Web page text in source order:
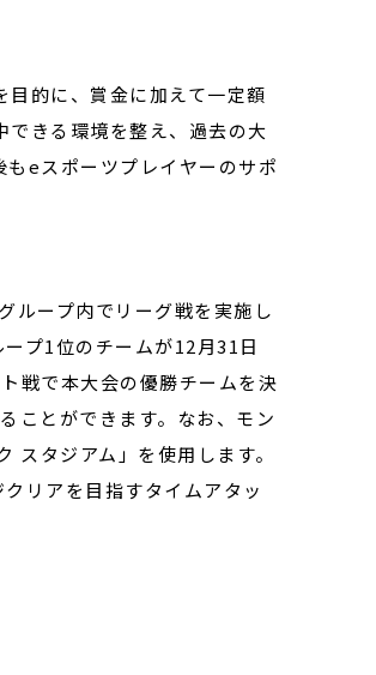
的に、賞金に加えて一定額
きる環境を整え、過去の大
eスポーツプレイヤーのサポ
ループ内でリーグ戦を実施し
プ1位のチームが12月31日
戦で本大会の優勝チームを決
ことができます。なお、モン
タジアム」を使用します。
リアを目指すタイムアタッ